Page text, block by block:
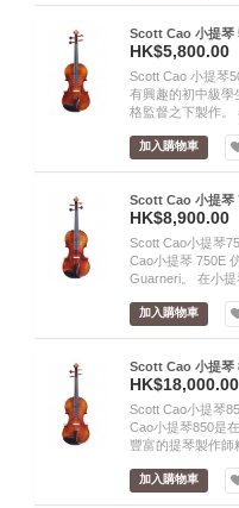
Scott Cao 小提琴
HK$5,800.00
Scott Cao 小提琴
有興趣的初中級學
格監督之下製作。
加入購物車
Scott Cao 小提琴
HK$8,900.00
Scott Cao小提琴
Cao小提琴 750E
Guarneri。 在小
加入購物車
Scott Cao 小提琴
HK$18,000.00
Scott Cao小提琴
Cao小提琴850是
豐富的提琴製作師
加入購物車